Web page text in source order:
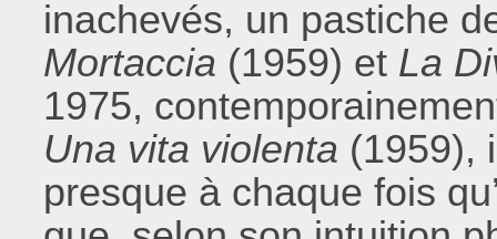
inachevés, un pastiche
Mortaccia (1959) et La
1975,
Una vita violenta (1959),
presque à chaque fois